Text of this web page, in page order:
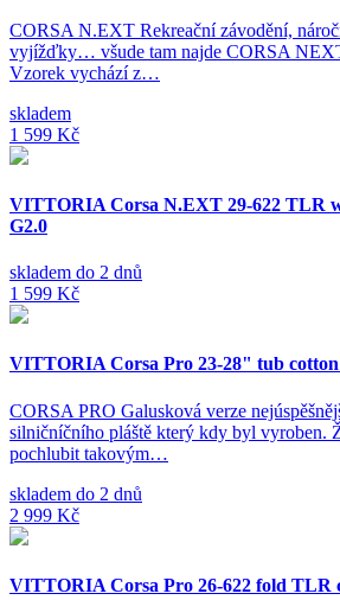
CORSA N.EXT Rekreační závodění,
vyjížďky… všude tam najde CORSA
Vzorek vychází z…
skladem
1 599 Kč
VITTORIA Corsa N.EXT 29-622 TLR
G2.0
skladem do 2 dnů
1 599 Kč
VITTORIA Corsa Pro 23-28" tub
CORSA PRO Galusková verze
silničníčního pláště který kdy byl vyroben.
pochlubit takovým…
skladem do 2 dnů
2 999 Kč
VITTORIA Corsa Pro 26-622 fold TLR